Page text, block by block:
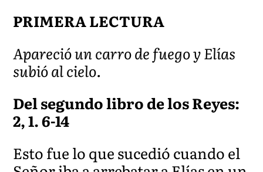
PRIMERA LECTURA
Apareció un carro de fuego y Elías
subió al cielo.
Del segundo libro de los Reyes:
2, 1. 6-14
Esto fue lo que sucedió cuando el